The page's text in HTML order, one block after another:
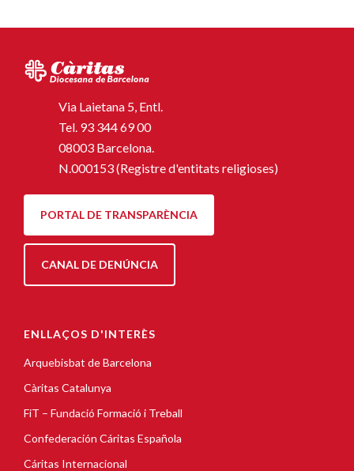
Via Laietana 5, Entl.
Tel. 93 344 69 00
08003 Barcelona.
N.000153 (Registre d'entitats religioses)
PORTAL DE TRANSPARÈNCIA
CANAL DE DENÚNCIA
ENLLAÇOS D'INTERÈS
Arquebisbat de Barcelona
Càritas Catalunya
FiT – Fundació Formació i Treball
Confederación Cáritas Española
Cáritas Internacional